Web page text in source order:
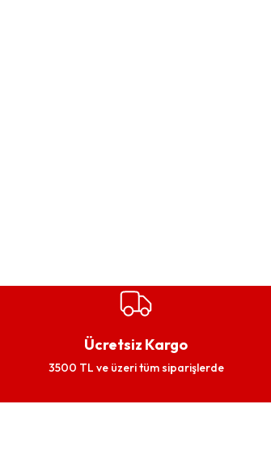
Ücretsiz Kargo
3500 TL ve üzeri tüm siparişlerde